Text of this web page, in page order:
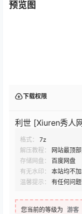
预览图
下载权限
利世 [Xiuren秀人
格式：
7z
解压教程：
网站最顶
存储网盘：
百度网盘
有无水印：
本站均不
温馨提示：
有任何问
您当前的等级为 游客